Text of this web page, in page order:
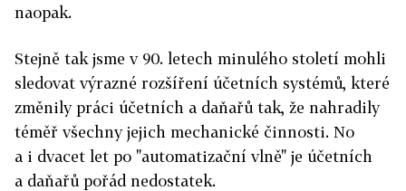
naopak.
Stejně tak jsme v 90. letech minulého století mohli
sledovat výrazné rozšíření účetních systémů, které
změnily práci účetních a daňařů tak, že nahradily
téměř všechny jejich mechanické činnosti. No
a i dvacet let po "automatizační vlně" je účetních
a daňařů pořád nedostatek.